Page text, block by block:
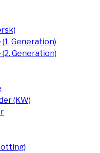
Generation)
Generation)
(KW)